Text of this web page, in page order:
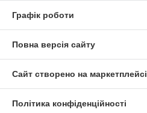
Графік роботи
Повна версія сайту
Сайт створено на маркетплейсі
Політика конфіденційності